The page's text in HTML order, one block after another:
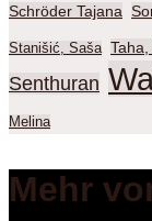
Schröder Tajana
Stanišić, Saša
Senthuran
Melina
Mehr